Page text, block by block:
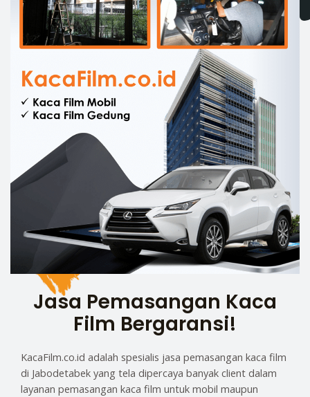
Jasa Pemasangan Kaca
Film Bergaransi!
KacaFilm.co.id adalah spesialis jasa pemasangan kaca film
di Jabodetabek yang tela dipercaya banyak client dalam
layanan pemasangan kaca film untuk mobil maupun